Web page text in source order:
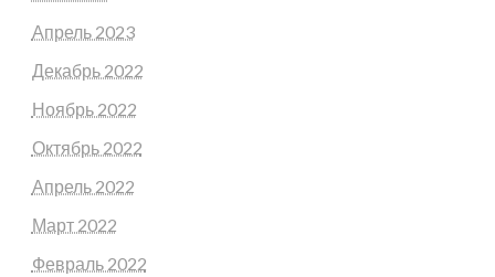
Апрель 2023
Декабрь 2022
Ноябрь 2022
Октябрь 2022
Апрель 2022
Март 2022
Февраль 2022